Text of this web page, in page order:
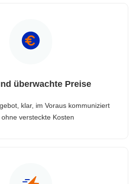
überwachte Preise
klar, im Voraus kommuniziert
ohne versteckte Kosten